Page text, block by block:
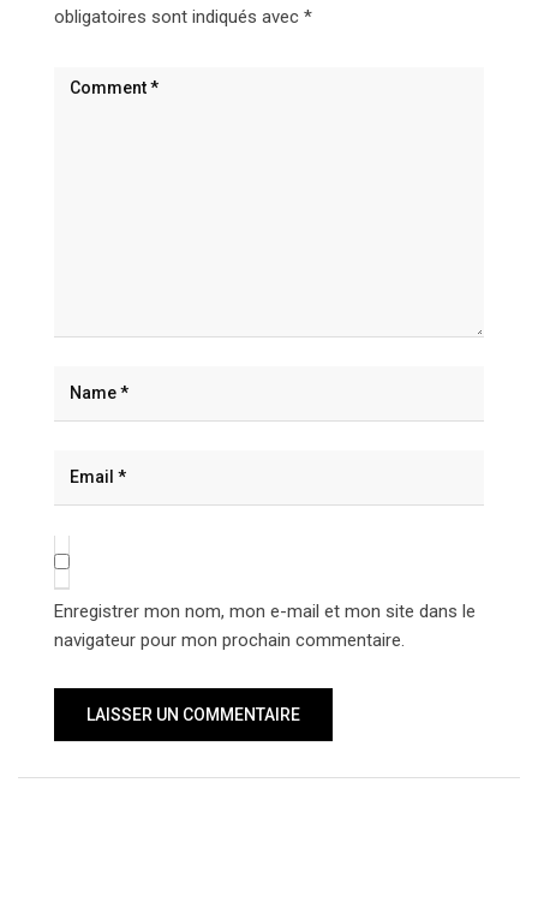
obligatoires sont indiqués avec *
Enregistrer mon nom, mon e-mail et mon site dans le
navigateur pour mon prochain commentaire.